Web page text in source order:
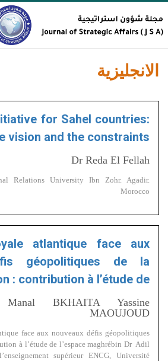
الانجليزية
for Sahel countries:
vision and the constraints
Dr Reda El Fellah
Relations University Ibn Zohr. Agadir.
Morocco
atlantique face aux
géopolitiques de la
: contribution à l’étude de…
BKHAITA Yassine
MAOUJOUD
face aux nouveaux défis géopolitiques
à l’étude de l’espace maghrébin Dr Adil
supérieur ENCG, Université